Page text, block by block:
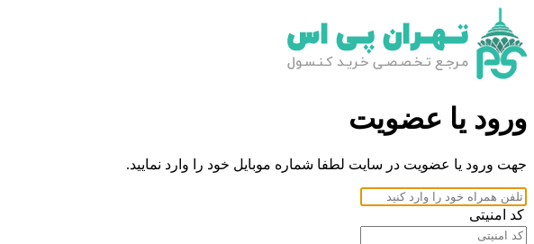
ورود یا عضویت
جهت ورود یا عضویت در سایت لطفا شماره موبایل خود را وارد نمایید.
کد امنیتی